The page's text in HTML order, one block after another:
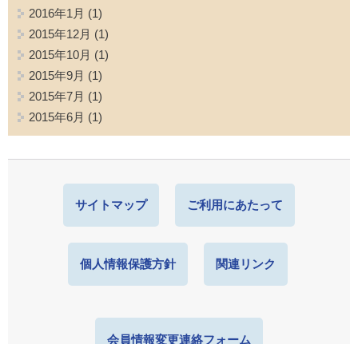
2016年1月 (1)
2015年12月 (1)
2015年10月 (1)
2015年9月 (1)
2015年7月 (1)
2015年6月 (1)
サイトマップ ご利用にあたって
個人情報保護方針 関連リンク
会員情報変更連絡フォーム